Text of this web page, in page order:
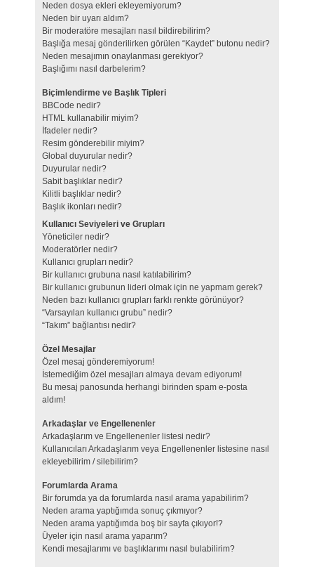
Neden dosya ekleri ekleyemiyorum?
Neden bir uyarı aldım?
Bir moderatöre mesajları nasıl bildirebilirim?
Başlığa mesaj gönderilirken görülen “Kaydet” butonu nedir?
Neden mesajımın onaylanması gerekiyor?
Başlığımı nasıl darbelerim?
Biçimlendirme ve Başlık Tipleri
BBCode nedir?
HTML kullanabilir miyim?
İfadeler nedir?
Resim gönderebilir miyim?
Global duyurular nedir?
Duyurular nedir?
Sabit başlıklar nedir?
Kilitli başlıklar nedir?
Başlık ikonları nedir?
Kullanıcı Seviyeleri ve Grupları
Yöneticiler nedir?
Moderatörler nedir?
Kullanıcı grupları nedir?
Bir kullanıcı grubuna nasıl katılabilirim?
Bir kullanıcı grubunun lideri olmak için ne yapmam gerek?
Neden bazı kullanıcı grupları farklı renkte görünüyor?
“Varsayılan kullanıcı grubu” nedir?
“Takım” bağlantısı nedir?
Özel Mesajlar
Özel mesaj gönderemiyorum!
İstemediğim özel mesajları almaya devam ediyorum!
Bu mesaj panosunda herhangi birinden spam e-posta
aldım!
Arkadaşlar ve Engellenenler
Arkadaşlarım ve Engellenenler listesi nedir?
Kullanıcıları Arkadaşlarım veya Engellenenler listesine nasıl
ekleyebilirim / silebilirim?
Forumlarda Arama
Bir forumda ya da forumlarda nasıl arama yapabilirim?
Neden arama yaptığımda sonuç çıkmıyor?
Neden arama yaptığımda boş bir sayfa çıkıyor!?
Üyeler için nasıl arama yaparım?
Kendi mesajlarımı ve başlıklarımı nasıl bulabilirim?